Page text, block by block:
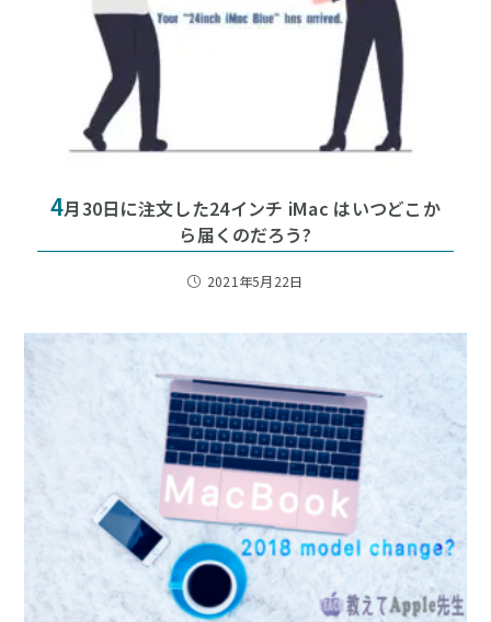
4月30日に注文した24インチ iMac はいつどこか
ら届くのだろう?
2021年5月22日